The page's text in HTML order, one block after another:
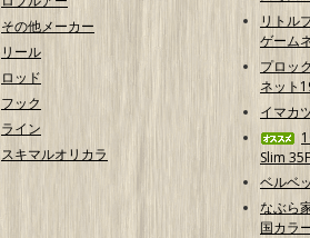
その他メーカー
リール
ロッド
フック
ライン
スキマルオリカラ
リトル
ゲーム
プロッ
ネット
イマカ
Slim
ベルベ
なぶら
国カラ